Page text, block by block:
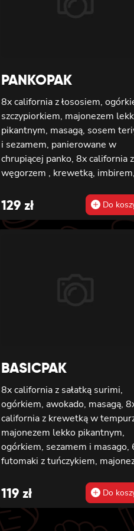
PANKOPAK
8x california z łososiem,
szczypiorkiem, majonezem
pikantnym, masagą, sosem
i sezamem, panierowane w
chrupiącej panko, 8x california z
węgorzem , krewetką, imbirem,
sosem teriyaki i sezamem,
panierowane w chrupiącej
8x california z serkiem
8x california z łososiem
wędzonym, ogórkiem, awokado,
129 zł Do
BASICPAK
8x california z sałatką surimi,
ogórkiem, awokado, masagą,
california z krewetką w
majonezem lekko pikantnym,
ogórkiem, sezamem i masago,
futomaki z tuńczykiem,
ogórkiem i sałatą, 6x futomaki z
pieczonym łososiem, ogórkiem,
majonezem lekko pikantnym,
119 zł Do